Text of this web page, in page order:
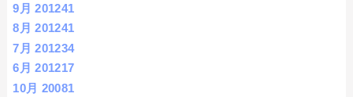
9月 201241
8月 201241
7月 201234
6月 201217
10月 20081